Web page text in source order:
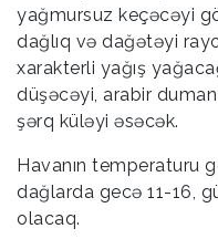
yağmursuz keçəcəyi
dağlıq və dağətəyi
xarakterli yağış
düşəcəyi, arabir
şərq küləyi əsəcək.
Havanın temperaturu
dağlarda gecə 11-16,
olacaq.